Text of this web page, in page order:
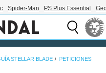
Spider-Man PS Plus Essential
STELLAR BLADE PETICIONES